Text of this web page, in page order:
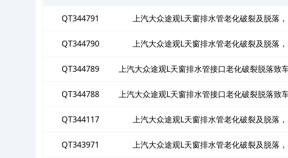
QT344791 上汽大众途观L天窗排水管老化破裂及脱落
QT344790 上汽大众途观L天窗排水管老化破裂及脱落
QT344789 上汽大众途观L天窗排水管接口老化破裂脱落致
S店拒绝赔付
QT344788 上汽大众途观L天窗排水管接口老化破裂脱落致
S店拒绝赔付
QT344117 上汽大众途观L天窗排水管老化破裂及脱落
QT343971 上汽大众途观L天窗排水管老化破裂及脱落